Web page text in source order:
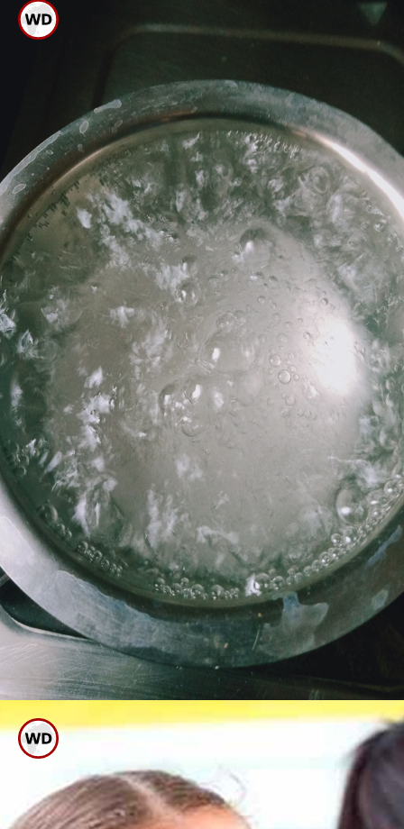
ಆಹಾರದಲ್ಲಿ ಅಗಸೆ ಬೀಜ ಅಥವಾ
ಚಿಯಾ ಸೀಡ್ ಗಳನ್ನು ನೀಡಿ.
ಹದ ಬಿಸಿ ನೀರಿನಲ್ಲಿ ಪ್ರತಿನಿತ್ಯ 10 ರಿಂದ
15 ನಿಮಿಷ ಕೂರಿಸಿ ಸ್ನಾನ ಮಾಡಿಸಿ.